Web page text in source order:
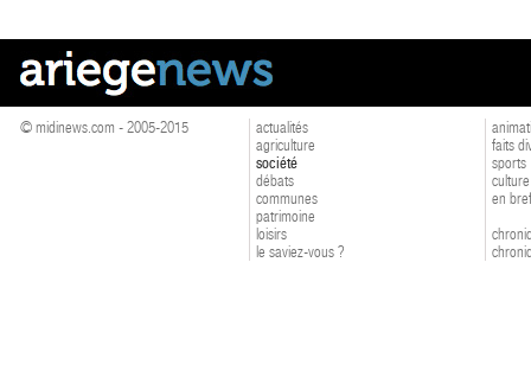
© midinews.com - 2005-2015
actualités
agriculture
société
débats
communes
patrimoine
loisirs
le saviez-vous ?
faits
sports
culture
en bref